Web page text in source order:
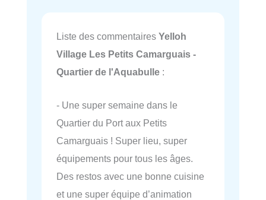
Liste des commentaires Yelloh
Village Les Petits Camarguais -
Quartier de l'Aquabulle :
- Une super semaine dans le
Quartier du Port aux Petits
Camarguais ! Super lieu, super
équipements pour tous les âges.
Des restos avec une bonne cuisine
et une super équipe d’animation